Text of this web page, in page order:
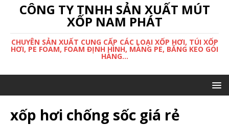
CÔNG TY TNHH SẢN XUẤT MÚT
XỐP NAM PHÁT
CHUYÊN SẢN XUẤT CUNG CẤP CÁC LOẠI XỐP HƠI, TÚI XỐP
HƠI, PE FOAM, FOAM ĐỊNH HÌNH, MÀNG PE, BĂNG KEO GÓI
HÀNG...
xốp hơi chống sốc giá rẻ